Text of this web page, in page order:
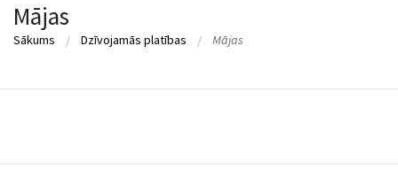
Mājas
Sākums Dzīvojamās platības Mājas